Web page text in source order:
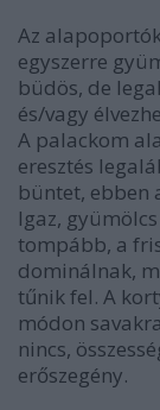
Az
egyszerre
büdös, de
és/vagy
A palackom
eresztés
büntet, ebben
Igaz,
tompább, a
dominálnak,
tűnik fel. A
módon
nincs,
erőszegény.